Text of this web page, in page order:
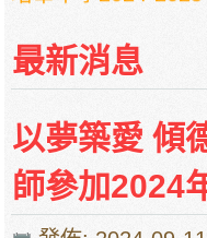
項目
培華中學收費項目一
最新消息
以夢築愛
師參加2024